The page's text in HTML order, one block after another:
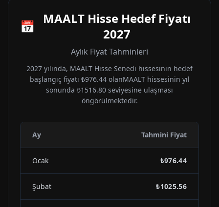
📅 MAALT Hisse Hedef Fiyatı
2027
Aylık Fiyat Tahminleri
2027 yılında, MAALT Hisse Senedi hissesinin hedef
başlangıç fiyatı ₺976.44olanMAALThissesinin yıl
sonunda ₺1516.80 seviyesine ulaşması
öngörülmektedir.
Ay Tahmini Fiyat
Ocak ₺976.44
Şubat ₺1025.56